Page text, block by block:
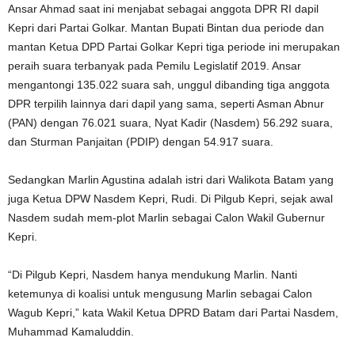
Ansar Ahmad saat ini menjabat sebagai anggota DPR RI dapil
Kepri dari Partai Golkar. Mantan Bupati Bintan dua periode dan
mantan Ketua DPD Partai Golkar Kepri tiga periode ini merupakan
peraih suara terbanyak pada Pemilu Legislatif 2019. Ansar
mengantongi 135.022 suara sah, unggul dibanding tiga anggota
DPR terpilih lainnya dari dapil yang sama, seperti Asman Abnur
(PAN) dengan 76.021 suara, Nyat Kadir (Nasdem) 56.292 suara,
dan Sturman Panjaitan (PDIP) dengan 54.917 suara.
Sedangkan Marlin Agustina adalah istri dari Walikota Batam yang
juga Ketua DPW Nasdem Kepri, Rudi. Di Pilgub Kepri, sejak awal
Nasdem sudah mem-plot Marlin sebagai Calon Wakil Gubernur
Kepri.
“Di Pilgub Kepri, Nasdem hanya mendukung Marlin. Nanti
ketemunya di koalisi untuk mengusung Marlin sebagai Calon
Wagub Kepri,” kata Wakil Ketua DPRD Batam dari Partai Nasdem,
Muhammad Kamaluddin.